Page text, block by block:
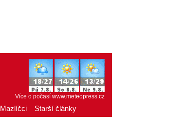
Více o počasí www.meteopress.cz
Mazlíčci Starší články